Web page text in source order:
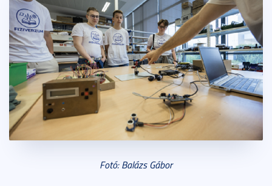
Fotó: Balázs Gábor